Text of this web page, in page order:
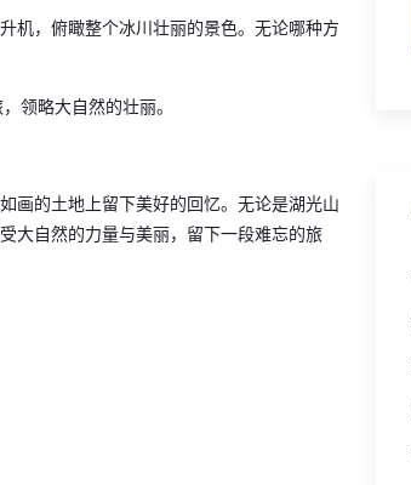
机，俯瞰整个冰川壮丽的景色。无论哪种方
领略大自然的壮丽。
画的土地上留下美好的回忆。无论是湖光山
大自然的力量与美丽，留下一段难忘的旅